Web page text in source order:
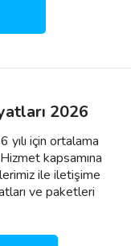
2026
için ortalama
kapsamına
ile iletişime
ve paketleri